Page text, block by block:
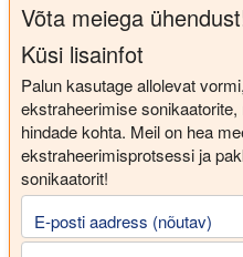
Võta meiega
Küsi lisainfot
Palun kasutage allolevat
ekstraheerimise
hindade kohta. Meil on hea
ekstraheerimisprotsessi ja
sonikaatorit!
E-posti aadress (nõutav)